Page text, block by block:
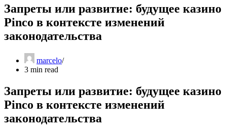
Запреты или развитие: будущее казино
Pinco в контексте изменений
законодательства
marcelo
3 min read
Запреты или развитие: будущее казино
Pinco в контексте изменений
законодательства